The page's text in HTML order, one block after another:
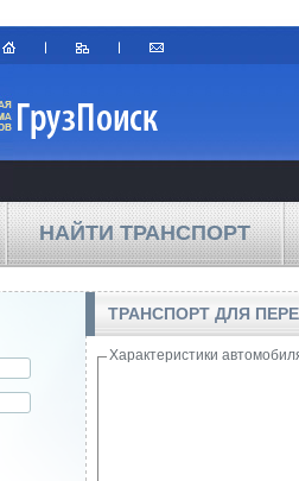
НАЙТИ ТРАНСПОРТ
ТРАНСПОРТ ДЛЯ
Характеристики